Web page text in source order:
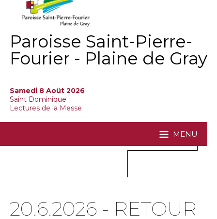
Paroisse Saint-Pierre-
Fourier - Plaine de Gray
Samedi 8 Août 2026
Saint Dominique
Lectures de la Messe
MENU
20.6.2026 - RETOUR